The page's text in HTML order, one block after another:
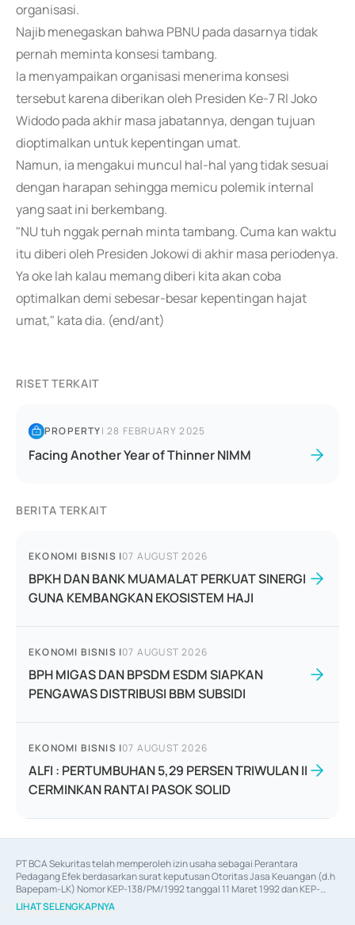
organisasi.
Najib menegaskan bahwa PBNU pada dasarnya tidak
pernah meminta konsesi tambang.
Ia menyampaikan organisasi menerima konsesi
tersebut karena diberikan oleh Presiden Ke-7 RI Joko
Widodo pada akhir masa jabatannya, dengan tujuan
dioptimalkan untuk kepentingan umat.
Namun, ia mengakui muncul hal-hal yang tidak sesuai
dengan harapan sehingga memicu polemik internal
yang saat ini berkembang.
"NU tuh nggak pernah minta tambang. Cuma kan waktu
itu diberi oleh Presiden Jokowi di akhir masa periodenya.
Ya oke lah kalau memang diberi kita akan coba
optimalkan demi sebesar-besar kepentingan hajat
umat," kata dia. (end/ant)
RISET TERKAIT
PROPERTY|28 FEBRUARY 2025
Facing Another Year of Thinner NIMM
BERITA TERKAIT
EKONOMI BISNIS |07 AUGUST 2026
BPKH DAN BANK MUAMALAT PERKUAT SINERGI
GUNA KEMBANGKAN EKOSISTEM HAJI
EKONOMI BISNIS |07 AUGUST 2026
BPH MIGAS DAN BPSDM ESDM SIAPKAN
PENGAWAS DISTRIBUSI BBM SUBSIDI
EKONOMI BISNIS |07 AUGUST 2026
ALFI : PERTUMBUHAN 5,29 PERSEN TRIWULAN II
CERMINKAN RANTAI PASOK SOLID
PT BCA Sekuritas telah memperoleh izin usaha sebagai Perantara
Pedagang Efek berdasarkan surat keputusan Otoritas Jasa Keuangan (d.h
Bapepam-LK) Nomor KEP-138/PM/1992 tanggal 11 Maret 1992 dan KEP-
06/D.04/2014 tanggal 28 Februari 2014, izin usaha sebagai Penjamin Emisi
Efek berdasarkan surat keputusan Otoritas Jasa Keuangan Nomor KEP-
LIHAT SELENGKAPNYA